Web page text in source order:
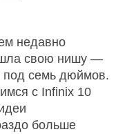
недавно
свою нишу —
под семь дюймов.
с Infinix 10
больше